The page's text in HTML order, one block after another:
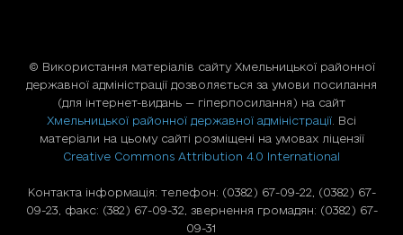
© Використання матерiалiв сайту Хмельницької районної
державної адміністрації дозволяється за умови посилання
(для iнтернет-видань — гiперпосилання) на сайт
Хмельницької районної державної адміністрації . Всі
матеріали на цьому сайті розміщені на умовах ліцензії
Creative Commons Attribution 4.0 International
Контакта інформація: телефон: (0382) 67-09-22, (0382) 67-
09-23, факс: (382) 67-09-32, звернення громадян: (0382) 67-
09-31